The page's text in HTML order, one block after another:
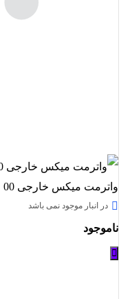
واترمت میکس خارجی 00
در انبار موجود نمی باشد
ناموجود